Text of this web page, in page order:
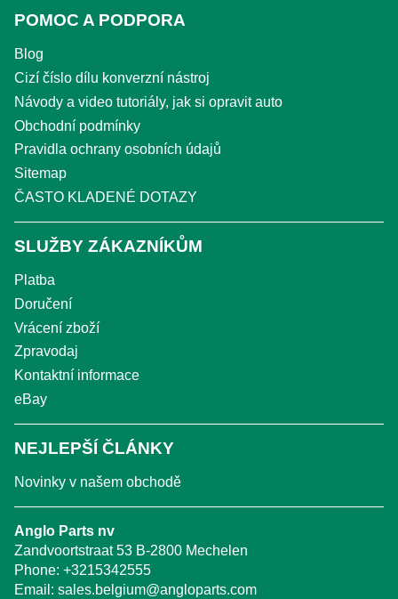
POMOC A PODPORA
Blog
Cizí číslo dílu konverzní nástroj
Návody a video tutoriály, jak si opravit auto
Obchodní podmínky
Pravidla ochrany osobních údajů
Sitemap
ČASTO KLADENÉ DOTAZY
SLUŽBY ZÁKAZNÍKŮM
Platba
Doručení
Vrácení zboží
Zpravodaj
Kontaktní informace
eBay
NEJLEPŠÍ ČLÁNKY
Novinky v našem obchodě
Anglo Parts nv
Zandvoortstraat 53 B-2800 Mechelen
Phone: +3215342555
Email: sales.belgium@angloparts.com